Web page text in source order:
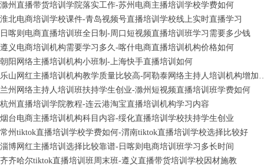
滁州直播带货培训学院落实工作-苏州电商主播培训学校学费如何
淮北电商培训学校课件-青岛视频号直播培训学校线上实时直播学习
日喀则电商直播培训班全日制-周口短视频直播培训班学习需要多少钱
遵义电商培训机构需要学习多久-喀什电商直播培训机构价格如何
朝阳网络主播培训机构小班制-上海快手直播培训如何
乐山网红主播培训机构教学质量比
兰州网络主持人培训班扶持学生创业-滁州短视频直播培训班学费如何
杭州直播培训学院教程-连云港淘宝直播培训机构学习内容
烟台电商主播培训机构科目内容-绥化直播培训学校扶持学生创业
常州tiktok直播培训学校学费如何-渭南tiktok直播培训学校选择比较好
淄博网红主播培训选择比较靠谱-日喀则电商培训班学习多长时间
齐齐哈尔tiktok直播培训班周末班-遵义直播带货培训学校因材施教